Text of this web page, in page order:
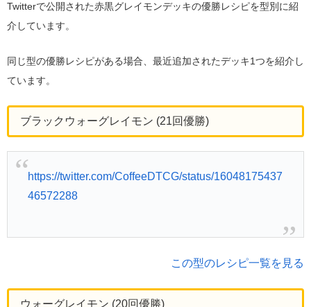
Twitterで公開された赤黒グレイモンデッキの優勝レシピを型別に紹
介しています。
同じ型の優勝レシピがある場合、最近追加されたデッキ1つを紹介し
ています。
ブラックウォーグレイモン (21回優勝)
https://twitter.com/CoffeeDTCG/status/16048175437
46572288
この型のレシピ一覧を見る
ウォーグレイモン (20回優勝)